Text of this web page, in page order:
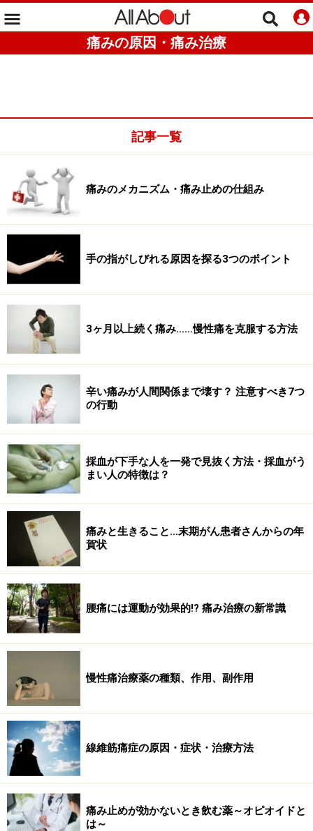
痛みの原因・痛み治療
記事一覧
痛みのメカニズム・痛み止めの仕組み
手の指がしびれる原因を探る3つのポイント
3ヶ月以上続く痛み……慢性痛を克服する方法
辛い痛みが人間関係まで壊す？ 注意すべき7つ
の行動
採血が下手な人を一発で見抜く方法・採血がう
まい人の特徴は？
痛みと生きること…末期がん患者さんからの年
賀状
腰痛には運動が効果的!? 痛み治療の新常識
慢性痛治療薬の種類、作用、副作用
線維筋痛症の原因・症状・治療方法
痛み止めが効かないとき飲む薬～オピオイドと
は～